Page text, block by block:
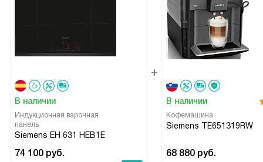
В наличии
Индукционная варочная
панель
Siemens EH 631 HEB1E
74 100 руб.
В наличии
Кофемашина
Siemens TE651319RW
68 880 руб.